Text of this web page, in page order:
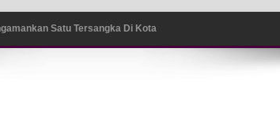
Satu Tersangka Di Kota
Bareng Final Piala Dunia 2026 di